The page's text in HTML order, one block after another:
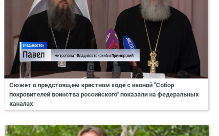
Сюжет о предстоящем крестном ходе с иконой "Собор
покровителей воинства российского" показали на федеральных
каналах